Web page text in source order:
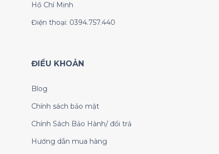
Hồ Chí Minh
Điện thoại: 0394.757.440
ĐIỀU KHOẢN
Blog
Chính sách bảo mật
Chính Sách Bảo Hành/ đổi trả
Hướng dẫn mua hàng